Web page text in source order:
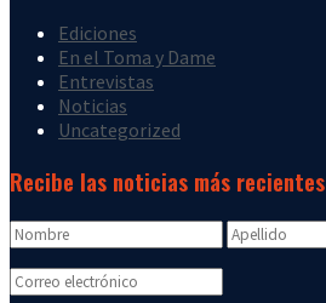
Ediciones
En el Toma y Dame
Entrevistas
Noticias
Uncategorized
Recibe las noticias más recientes